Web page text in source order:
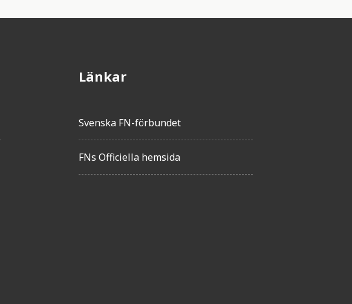
Länkar
Svenska FN-förbundet
FNs Officiella hemsida